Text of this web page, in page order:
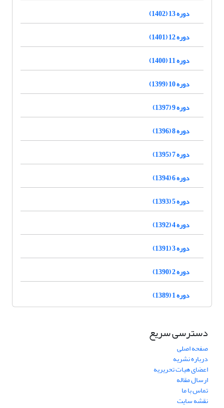
دوره 13 (1402)
دوره 12 (1401)
دوره 11 (1400)
دوره 10 (1399)
دوره 9 (1397)
دوره 8 (1396)
دوره 7 (1395)
دوره 6 (1394)
دوره 5 (1393)
دوره 4 (1392)
دوره 3 (1391)
دوره 2 (1390)
دوره 1 (1389)
دسترسی سریع
صفحه اصلی
درباره نشریه
اعضای هیات تحریریه
ارسال مقاله
تماس با ما
نقشه سایت